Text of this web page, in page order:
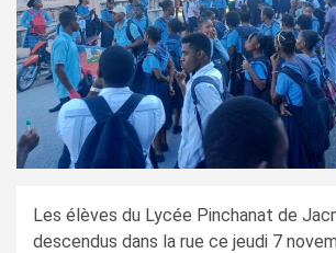
Les élèves du Lycée Pinchanat de
descendus dans la rue ce jeudi 7